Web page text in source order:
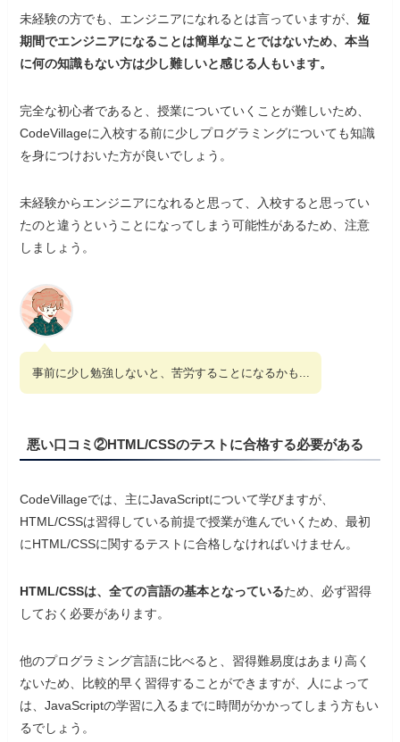
未経験の方でも、エンジニアになれるとは言っていますが、短
期間でエンジニアになることは簡単なことではないため、本当
に何の知識もない方は少し難しいと感じる人もいます。
完全な初心者であると、授業についていくことが難しいため、
CodeVillageに入校する前に少しプログラミングについても知識
を身につけおいた方が良いでしょう。
未経験からエンジニアになれると思って、入校すると思ってい
たのと違うということになってしまう可能性があるため、注意
しましょう。
事前に少し勉強しないと、苦労することになるかも...
悪い口コミ②HTML/CSSのテストに合格する必要がある
CodeVillageでは、主にJavaScriptについて学びますが、
HTML/CSSは習得している前提で授業が進んでいくため、最初
にHTML/CSSに関するテストに合格しなければいけません。
HTML/CSSは、全ての言語の基本となっているため、必ず習得
しておく必要があります。
他のプログラミング言語に比べると、習得難易度はあまり高く
ないため、比較的早く習得することができますが、人によって
は、JavaScriptの学習に入るまでに時間がかかってしまう方もい
るでしょう。